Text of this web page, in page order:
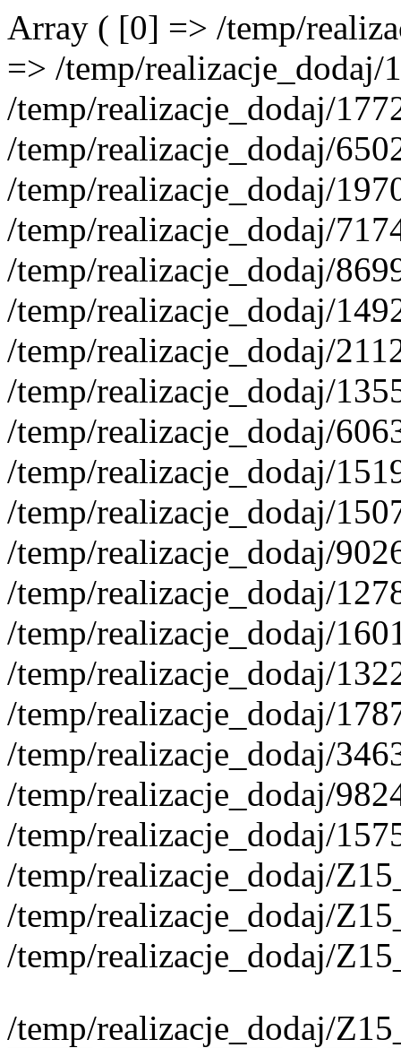
Array ( [0] => /temp/
=> /temp/
/temp/realizacje_dodaj/
/temp/realizacje_dodaj/
/temp/realizacje_dodaj/
/temp/realizacje_dodaj/
/temp/realizacje_dodaj/
/temp/realizacje_dodaj/
/temp/realizacje_dodaj/
/temp/realizacje_dodaj/
/temp/realizacje_dodaj/
/temp/realizacje_dodaj/
/temp/realizacje_dodaj/
/temp/realizacje_dodaj/
/temp/realizacje_dodaj/
/temp/realizacje_dodaj/
/temp/realizacje_dodaj/
/temp/realizacje_dodaj/
/temp/realizacje_dodaj/
/temp/realizacje_dodaj/
/temp/realizacje_dodaj/
/temp/realizacje_dodaj/
/temp/realizacje_dodaj/
/temp/realizacje_dodaj/
/temp/realizacje_dodaj/